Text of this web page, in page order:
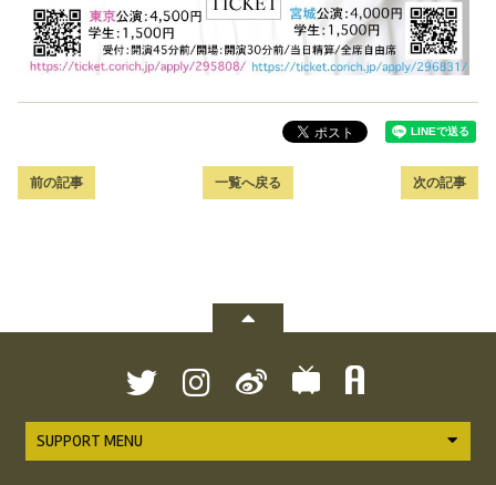
前の記事 一覧へ戻る 次の記事
SUPPORT MENU